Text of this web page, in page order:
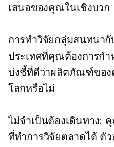
เสนอของคุณในเชิงบวก
การทำวิจัยกลุ่มสนทนา
ประเทศที่คุณต้องการกำ
บ่งชี้ที่ดีว่าผลิตภัณฑ์ของ
โลกหรือไม่
ไม่จำเป็นต้องเดินทาง:
ที่ทำการวิจัยตลาดได้ ตั